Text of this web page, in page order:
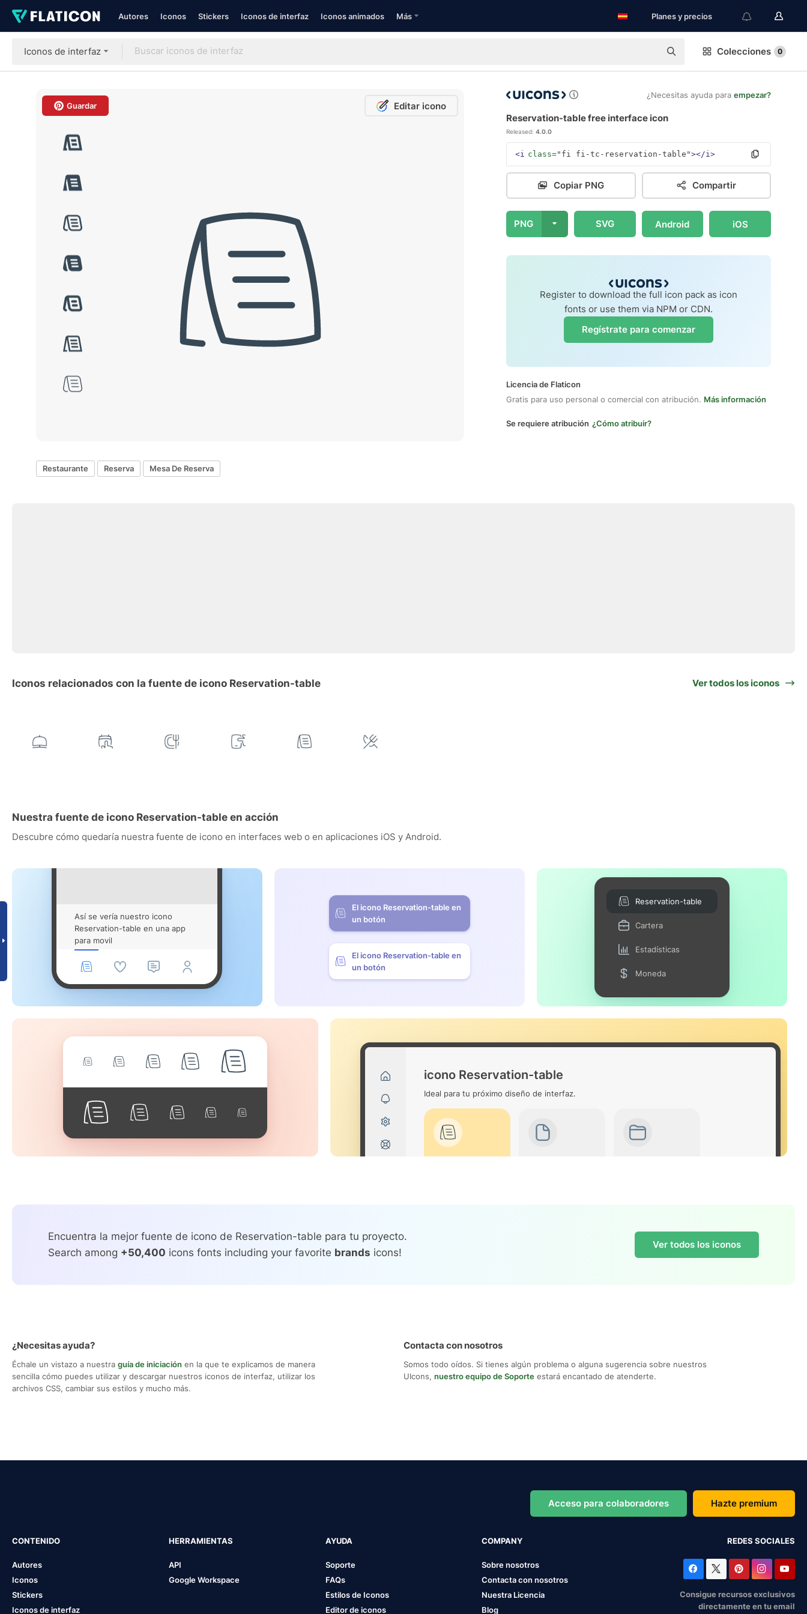
Autores Iconos Stickers Iconos de interfaz Iconos animados Más Planes y precios
Iconos de interfaz Colecciones 0
Guardar Editar icono
¿Necesitas ayuda para empezar?
Reservation-table free interface icon
Released: 4.0.0
<i class="fi fi-tc-reservation-table"></i>
Copiar PNG Compartir
PNG SVG Android iOS
Register to download the full icon pack as icon
fonts or use them via NPM or CDN.
Regístrate para comenzar
Licencia de Flaticon
Gratis para uso personal o comercial con atribución. Más información
Se requiere atribución ¿Cómo atribuir?
Restaurante Reserva Mesa De Reserva
Iconos relacionados con la fuente de icono Reservation-table Ver todos los iconos
Nuestra fuente de icono Reservation-table en acción
Descubre cómo quedaría nuestra fuente de icono en interfaces web o en aplicaciones iOS y Android.
Así se vería nuestro icono
Reservation-table en una app
para movil
El icono Reservation-table en
un botón
El icono Reservation-table en
un botón
Reservation-table
Cartera
Estadísticas
Moneda
icono Reservation-table
Ideal para tu próximo diseño de interfaz.
Encuentra la mejor fuente de icono de Reservation-table para tu proyecto.
Search among +50,400 icons fonts including your favorite brands icons!
Ver todos los iconos
¿Necesitas ayuda?
Échale un vistazo a nuestra guía de iniciación en la que te explicamos de manera
sencilla cómo puedes utilizar y descargar nuestros iconos de interfaz, utilizar los
archivos CSS, cambiar sus estilos y mucho más.
Contacta con nosotros
Somos todo oídos. Si tienes algún problema o alguna sugerencia sobre nuestros
UIcons, nuestro equipo de Soporte estará encantado de atenderte.
Acceso para colaboradores Hazte premium
CONTENIDO
Autores
Iconos
Stickers
Iconos de interfaz
HERRAMIENTAS
API
Google Workspace
AYUDA
Soporte
FAQs
Estilos de Iconos
Editor de iconos
COMPANY
Sobre nosotros
Contacta con nosotros
Nuestra Licencia
Blog
REDES SOCIALES
Consigue recursos exclusivos
directamente en tu email